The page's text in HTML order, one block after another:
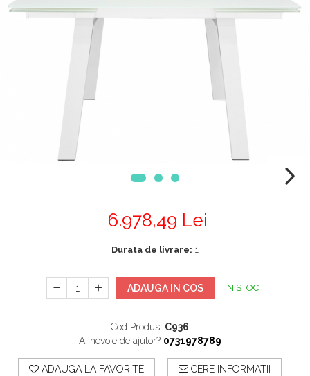
Mobilier Terasa
Sezlonguri si Baldachine
Scaune Inalte De Bar
6.978,49 Lei
Durata de livrare: 1
ADAUGA IN COS IN STOC
Cod Produs: C936
Ai nevoie de ajutor? 0731978789
ADAUGA LA FAVORITE CERE INFORMATII